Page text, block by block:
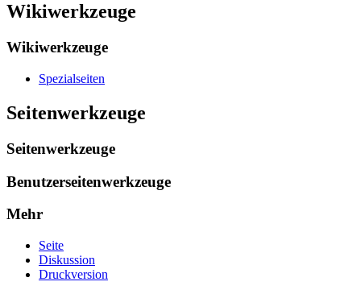
Wikiwerkzeuge
Wikiwerkzeuge
Spezialseiten
Seitenwerkzeuge
Seitenwerkzeuge
Benutzerseitenwerkzeuge
Mehr
Seite
Diskussion
Druckversion